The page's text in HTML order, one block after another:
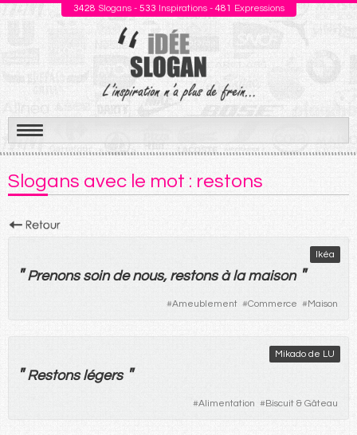
3428 Slogans - 533 Inspirations - 481 Expressions
Aller
au
contenu
Slogans avec le mot : restons
Ikéa
" Prenons soin de nous, restons à la maison "
#Ameublement #Commerce #Maison
Mikado de LU
" Restons légers "
#Alimentation #Biscuit & Gâteau